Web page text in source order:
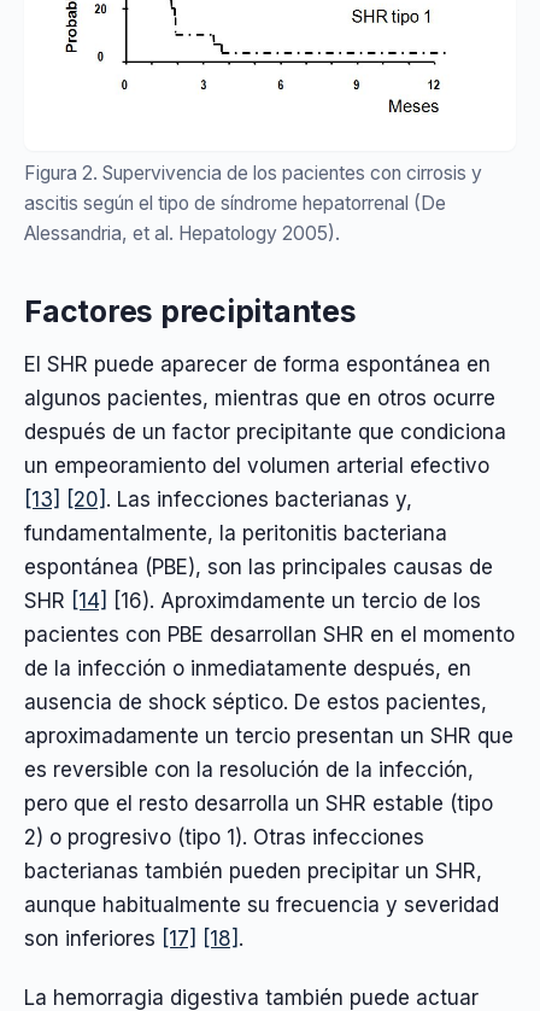
Figura 2. Supervivencia de los pacientes con cirrosis y
ascitis según el tipo de síndrome hepatorrenal (De
Alessandria, et al. Hepatology 2005).
Factores precipitantes
El SHR puede aparecer de forma espontánea en
algunos pacientes, mientras que en otros ocurre
después de un factor precipitante que condiciona
un empeoramiento del volumen arterial efectivo
[13] [20] . Las infecciones bacterianas y,
fundamentalmente, la peritonitis bacteriana
espontánea (PBE), son las principales causas de
SHR [14] [16). Aproximdamente un tercio de los
pacientes con PBE desarrollan SHR en el momento
de la infección o inmediatamente después, en
ausencia de shock séptico. De estos pacientes,
aproximadamente un tercio presentan un SHR que
es reversible con la resolución de la infección,
pero que el resto desarrolla un SHR estable (tipo
2) o progresivo (tipo 1). Otras infecciones
bacterianas también pueden precipitar un SHR,
aunque habitualmente su frecuencia y severidad
son inferiores [17] [18] .
La hemorragia digestiva también puede actuar